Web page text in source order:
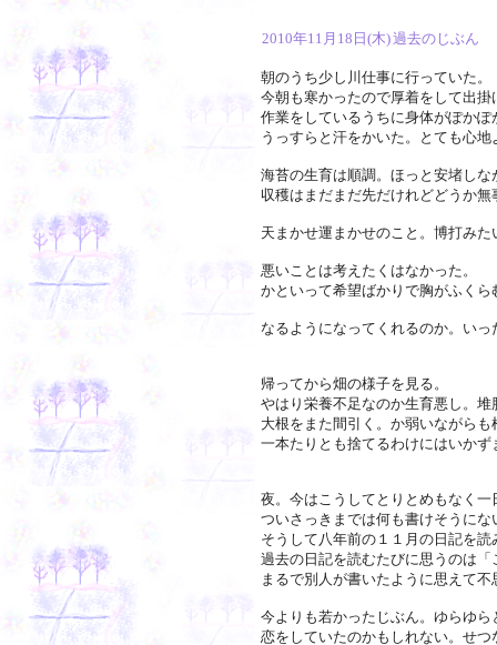
2010年11月18日(木)過去のじぶん
朝のうち少し川仕事に行っていた。
今朝も寒かったので厚着をして出掛
作業をしているうちに身体がぽかぽ
うっすらと汗をかいた。とても心
海苔の生育は順調。ほっと安堵しな
収穫はまだまだ先だけれどどうか
天まかせ運まかせのこと。博打み
悪いことは考えたくはなかった。
かといって希望ばかりで胸がふく
なるようになってくれるのか。い
帰ってから畑の様子を見る。
やはり栄養不足なのか生育悪し。堆
大根をまた間引く。か弱いながら
一本たりとも捨てるわけにはいかず
夜。今はこうしてとりとめもなく
ついさっきまでは何も書けそうにな
そうして八年前の１１月の日記を読
過去の日記を読むたびに思うのは
まるで別人が書いたように思えて
今よりも若かったじぶん。ゆらゆ
恋をしていたのかもしれない。せ